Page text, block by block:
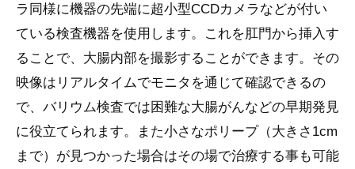
ラ同様に機器の先端に超小型CCDカメラなどが付い
ている検査機器を使用します。これを肛門から挿入す
ることで、大腸内部を撮影することができます。その
映像はリアルタイムでモニタを通じて確認できるの
で、バリウム検査では困難な大腸がんなどの早期発見
に役立てられます。また小さなポリープ（大きさ1cm
まで）が見つかった場合はその場で治療する事も可能